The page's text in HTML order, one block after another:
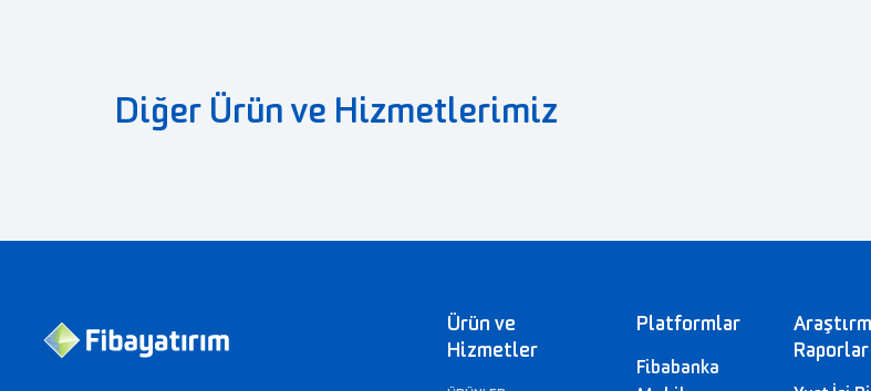
Diğer Ürün ve Hizmetlerimiz
Ürün ve
Hizmetler
Platformlar
Fibabanka
Raporlar